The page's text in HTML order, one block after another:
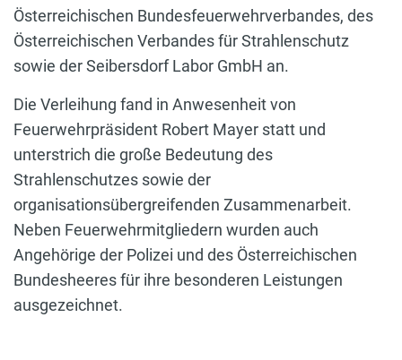
Österreichischen Bundesfeuerwehrverbandes, des
Österreichischen Verbandes für Strahlenschutz
sowie der Seibersdorf Labor GmbH an.
Die Verleihung fand in Anwesenheit von
Feuerwehrpräsident Robert Mayer statt und
unterstrich die große Bedeutung des
Strahlenschutzes sowie der
organisationsübergreifenden Zusammenarbeit.
Neben Feuerwehrmitgliedern wurden auch
Angehörige der Polizei und des Österreichischen
Bundesheeres für ihre besonderen Leistungen
ausgezeichnet.